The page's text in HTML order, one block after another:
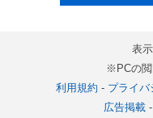
表示
※PCの閲
利用規約 - プライバ
広告掲載-